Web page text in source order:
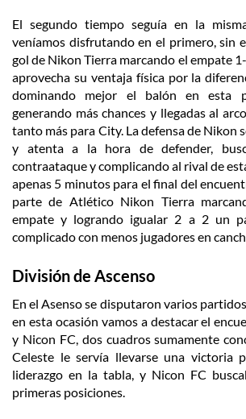
El segundo tiempo seguía en la
veníamos disfrutando en el primero, sin
gol de Nikon Tierra marcando el empate
aprovecha su ventaja física por la
dominando mejor el balón en esta
generando más chances y llegadas al
tanto más para City. La defensa de Nikon
y atenta a la hora de defender,
contraataque y complicando al rival de
apenas 5 minutos para el final del
parte de Atlético Nikon Tierra
empate y logrando igualar 2 a 2 un
complicado con menos jugadores en
División de Ascenso
En el Asenso se disputaron varios
en esta ocasión vamos a destacar el
y Nicon FC, dos cuadros sumamente
Celeste le servía llevarse una victoria
liderazgo en la tabla, y Nicon FC
primeras posiciones.